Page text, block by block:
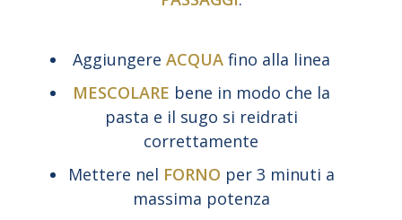
Aggiungere ACQUA fino alla linea
MESCOLARE bene in modo che la
pasta e il sugo si reidrati
correttamente
Mettere nel FORNO per 3 minuti a
massima potenza